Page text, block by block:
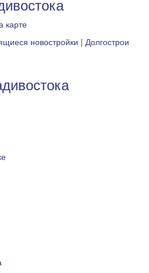
карте
новостройки | Долгострои